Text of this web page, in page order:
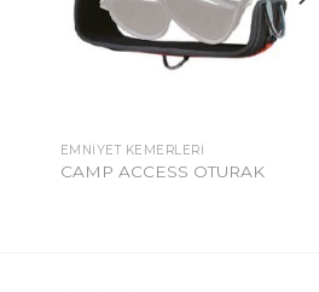
EMNIYET KEMERLERI
CAMP ACCESS OTURAK